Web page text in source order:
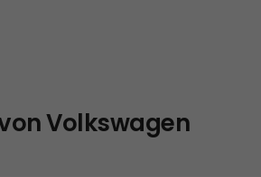
Volkswagen